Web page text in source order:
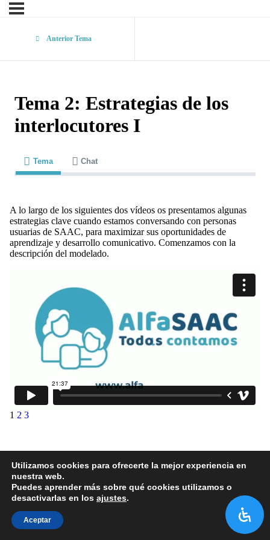
Anterior Tema
Tema 2: Estrategias de los
interlocutores I
Tema Chat
A lo largo de los siguientes dos vídeos os presentamos algunas
estrategias clave cuando estamos conversando con personas
usuarias de SAAC, para maximizar sus oportunidades de
aprendizaje y desarrollo comunicativo. Comenzamos con la
descripción del modelado.
1 2 3
Utilizamos cookies para ofrecerte la mejor experiencia en
nuestra web.
Puedes aprender más sobre qué cookies utilizamos o
desactivarlas en los ajustes.
Aceptar